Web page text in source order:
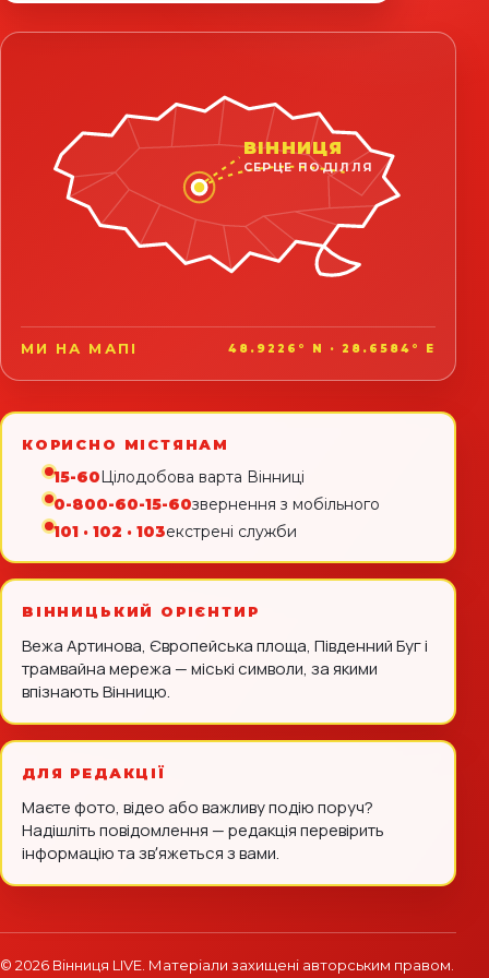
ВІННИЦЯ
СЕРЦЕ ПОДІЛЛЯ
МИ НА МАПІ 48.9226° N · 28.6584° E
КОРИСНО МІСТЯНАМ
15-60Цілодобова варта Вінниці
0-800-60-15-60звернення з мобільного
101 · 102 · 103екстрені служби
ВІННИЦЬКИЙ ОРІЄНТИР
Вежа Артинова, Європейська площа, Південний Буг і
трамвайна мережа — міські символи, за якими
впізнають Вінницю.
ДЛЯ РЕДАКЦІЇ
Маєте фото, відео або важливу подію поруч?
Надішліть повідомлення — редакція перевірить
інформацію та звʼяжеться з вами.
© 2026 Вінниця LIVE. Матеріали захищені авторським правом.